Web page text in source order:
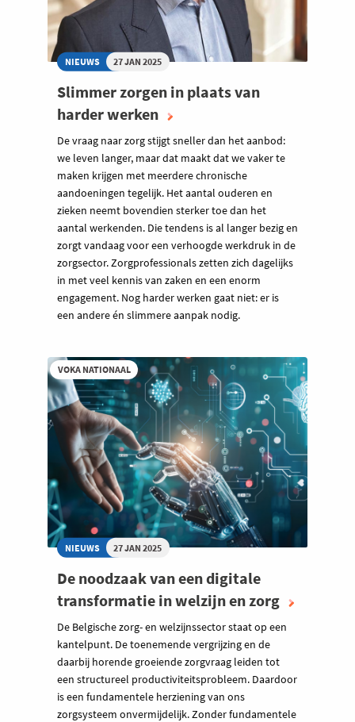
NIEUWS 27 JAN 2025
Slimmer zorgen in plaats van
harder werken
De vraag naar zorg stijgt sneller dan het aanbod:
we leven langer, maar dat maakt dat we vaker te
maken krijgen met meerdere chronische
aandoeningen tegelijk. Het aantal ouderen en
zieken neemt bovendien sterker toe dan het
aantal werkenden. Die tendens is al langer bezig en
zorgt vandaag voor een verhoogde werkdruk in de
zorgsector. Zorgprofessionals zetten zich dagelijks
in met veel kennis van zaken en een enorm
engagement. Nog harder werken gaat niet: er is
een andere én slimmere aanpak nodig.
VOKA NATIONAAL
NIEUWS 27 JAN 2025
De noodzaak van een digitale
transformatie in welzijn en zorg
De Belgische zorg- en welzijnssector staat op een
kantelpunt. De toenemende vergrijzing en de
daarbij horende groeiende zorgvraag leiden tot
een structureel productiviteitsprobleem. Daardoor
is een fundamentele herziening van ons
zorgsysteem onvermijdelijk. Zonder fundamentele